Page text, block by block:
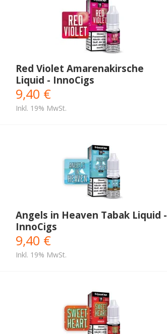
Red Violet Amarenakirsche
Liquid - InnoCigs
9,40 €
Inkl. 19% MwSt.
Angels in Heaven Tabak Liquid -
InnoCigs
9,40 €
Inkl. 19% MwSt.